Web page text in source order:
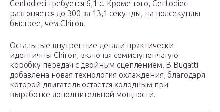
Centodieci требуется 6,1 с. Кроме того, Centodieci
разгоняется до 300 за 13,1 секунды, на полсекунды
быстрее, чем Chiron.
Остальные внутренние детали практически
идентичны Chiron, включая семиступенчатую
коробку передач с двойным сцеплением. В Bugatti
добавлена новая технология охлаждения, благодаря
которой двигатель остаётся холодным при
выработке дополнительной мощности.